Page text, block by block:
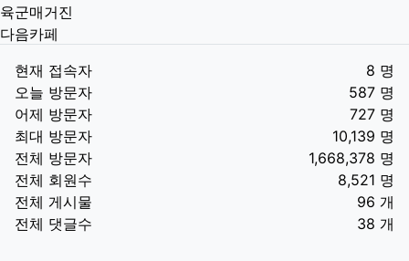
육군매거진
다음카페
현재 접속자
8 명
오늘 방문자
587 명
어제 방문자
727 명
최대 방문자
10,139 명
전체 방문자
1,668,378 명
전체 회원수
8,521 명
전체 게시물
96 개
전체 댓글수
38 개